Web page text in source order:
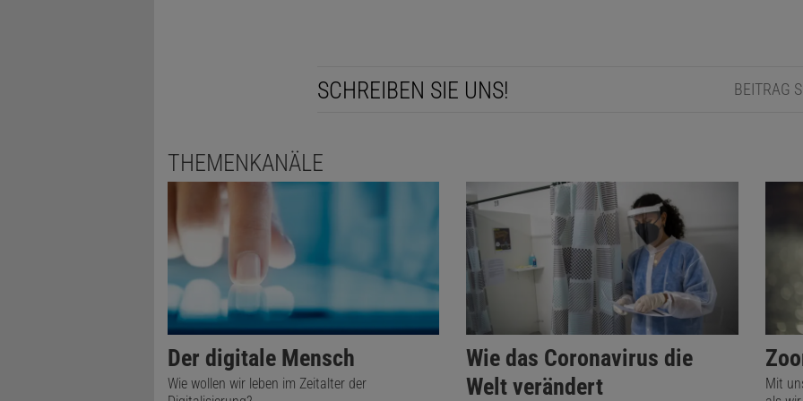
SCHREIBEN SIE UNS! BEITRAG
THEMENKANÄLE
Der digitale Mensch
Wie wollen wir leben im Zeitalter der
Wie das Coronavirus die
Welt verändert
Mit